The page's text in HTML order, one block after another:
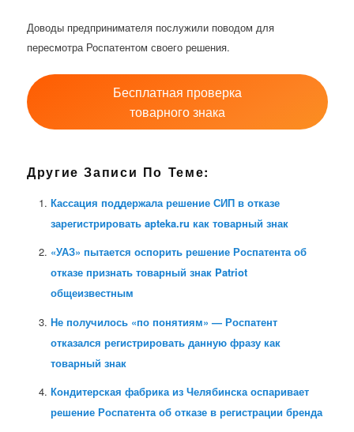
Доводы предпринимателя послужили поводом для
пересмотра Роспатентом своего решения.
Бесплатная проверка
товарного знака
Другие Записи По Теме:
Кассация поддержала решение СИП в отказе
зарегистрировать apteka.ru как товарный знак
«УАЗ» пытается оспорить решение Роспатента об
отказе признать товарный знак Patriot
общеизвестным
Не получилось «по понятиям» — Роспатент
отказался регистрировать данную фразу как
товарный знак
Кондитерская фабрика из Челябинска оспаривает
решение Роспатента об отказе в регистрации бренда